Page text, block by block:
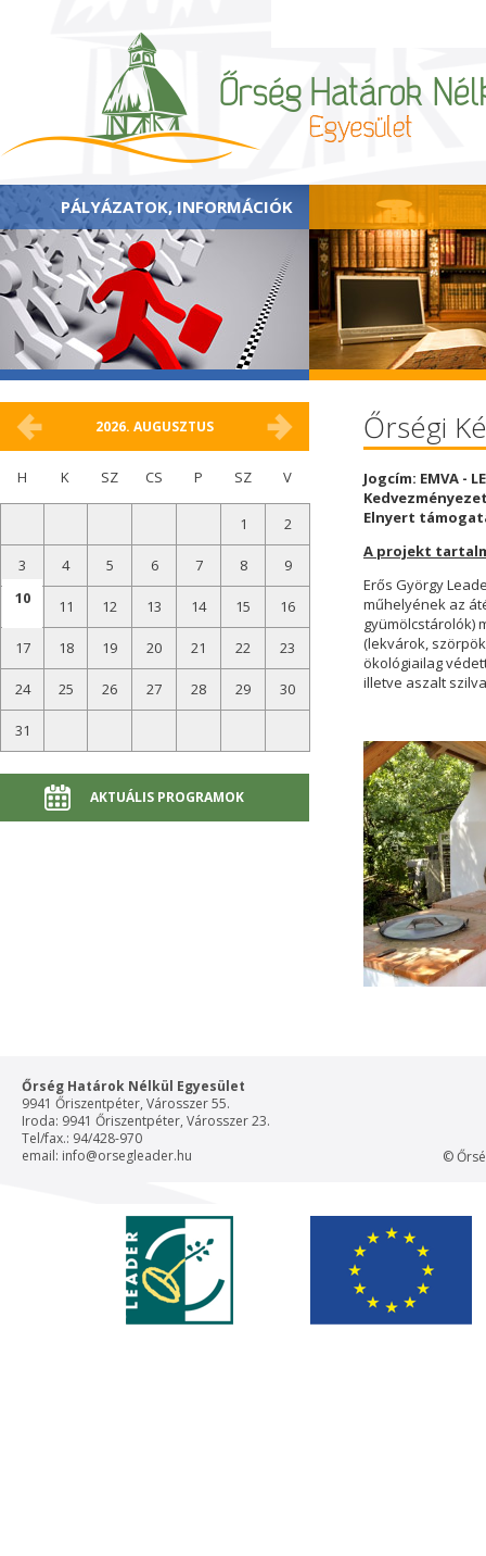
PÁLYÁZATOK, INFORMÁCIÓK
2026. AUGUSZTUS
H K SZ CS P SZ V
1 2
3 4 5 6 7 8
9
10
11 12 13 14 15 16
17 18 19 20 21 22 23
24 25 26 27 28 29 30
31
AKTUÁLIS PROGRAMOK
Őrségi
Jogcím: EMVA -
Elnyert
A projekt
Erős György
műhelyének az
gyümölcstárolók)
(lekvárok,
ökológiailag
illetve aszalt
Őrség Határok Nélkül Egyesület
9941 Őriszentpéter, Városszer 55.
Iroda: 9941 Őriszentpéter, Városszer 23.
Tel/fax.: 94/428-970
email: info@orsegleader.hu ©